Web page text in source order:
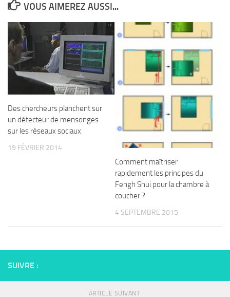
VOUS AIMEREZ AUSSI...
Des chercheurs planchent sur
un détecteur de mensonges
sur les réseaux sociaux
19 FÉVRIER 2014
Comment maîtriser
rapidement les principes du
Fengh Shui pour la chambre à
coucher ?
4 SEPTEMBRE 2015
SUIVRE :
ARTICLE SUIVANT